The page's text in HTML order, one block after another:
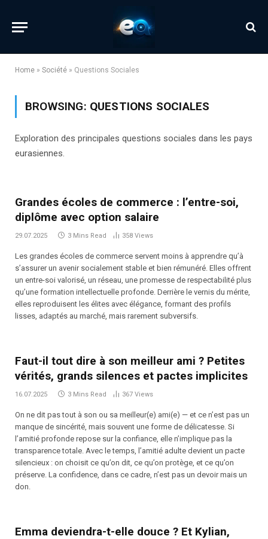
Home » Société » Questions Sociales
BROWSING: QUESTIONS SOCIALES
Exploration des principales questions sociales dans les pays
eurasiennes.
Grandes écoles de commerce : l’entre-soi,
diplôme avec option salaire
29.07.2025 3 Mins Read 358 Views
Les grandes écoles de commerce servent moins à apprendre qu’à
s’assurer un avenir socialement stable et bien rémunéré. Elles offrent
un entre-soi valorisé, un réseau, une promesse de respectabilité plus
qu’une formation intellectuelle profonde. Derrière le vernis du mérite,
elles reproduisent les élites avec élégance, formant des profils
lisses, adaptés au marché, mais rarement subversifs.
Faut-il tout dire à son meilleur ami ? Petites
vérités, grands silences et pactes implicites
16.07.2025 3 Mins Read 367 Views
On ne dit pas tout à son ou sa meilleur(e) ami(e) — et ce n’est pas un
manque de sincérité, mais souvent une forme de délicatesse. Si
l’amitié profonde repose sur la confiance, elle n’implique pas la
transparence totale. Avec le temps, l’amitié adulte devient un pacte
silencieux : on choisit ce qu’on dit, ce qu’on protège, et ce qu’on
préserve. La confidence, dans ce cadre, n’est pas un devoir mais un
don.
Emma deviendra-t-elle douce ? Et Kylian,